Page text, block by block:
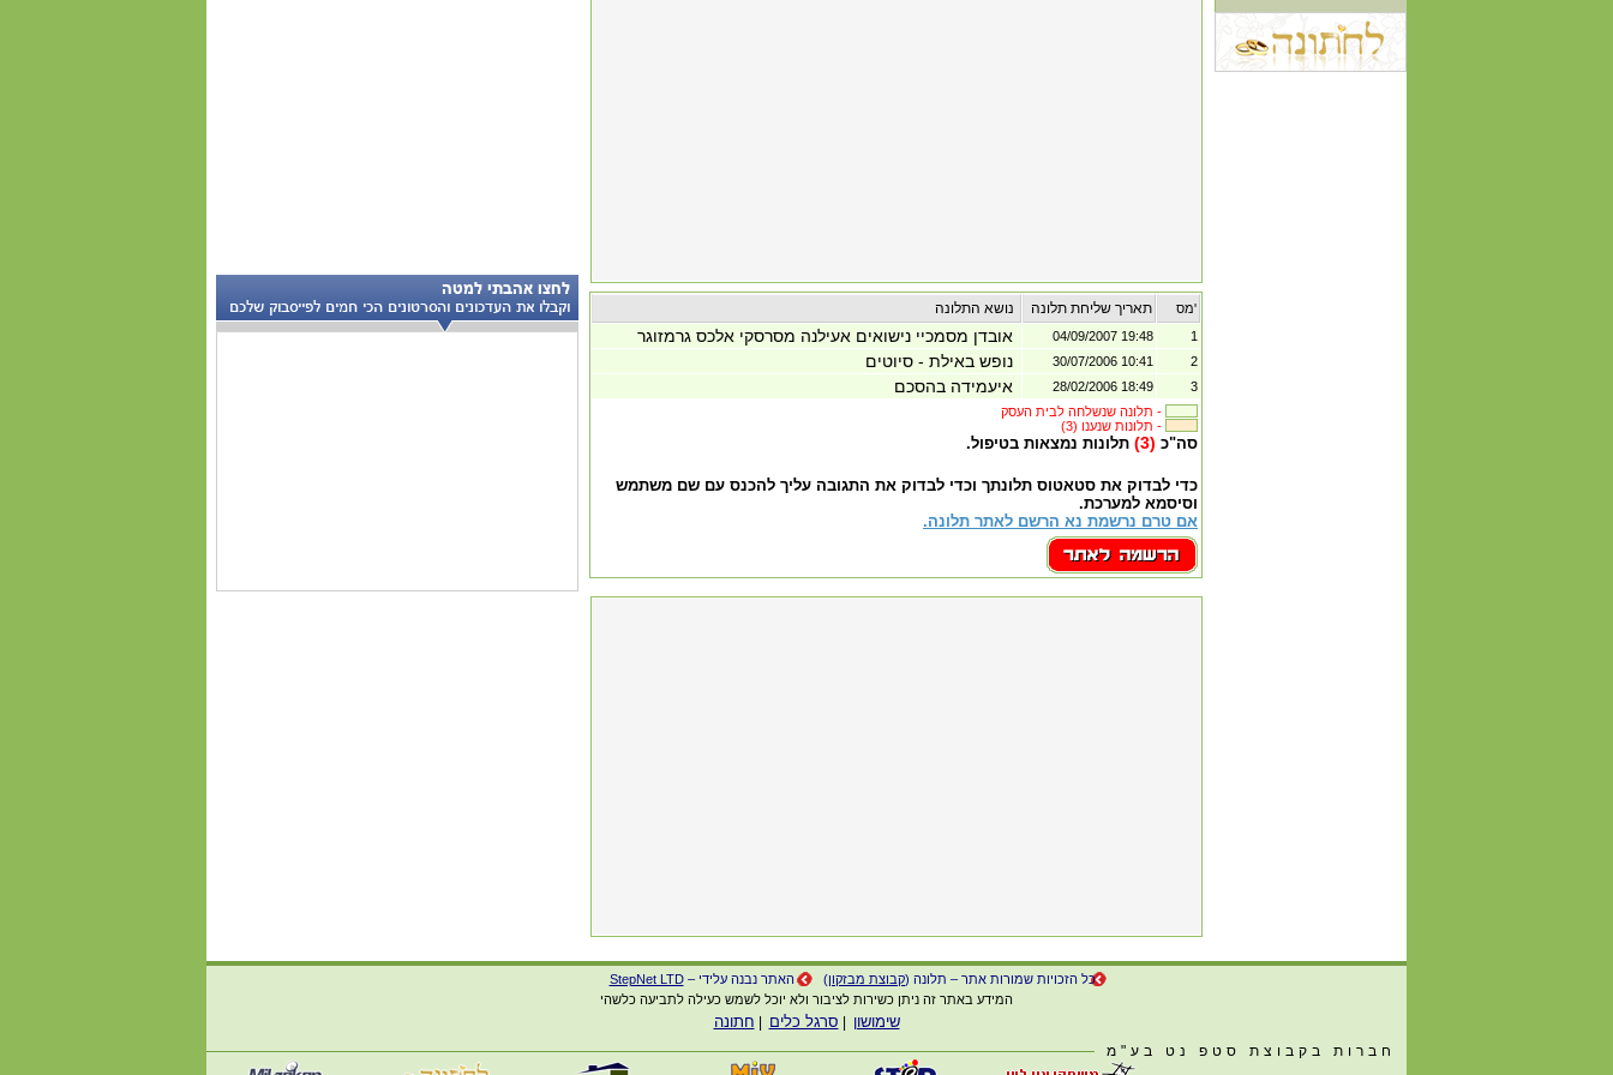
תאריך שליחת תלונה מס'
אובדן מסמכיי נישואים אעילנה מסרסקי אלכס גרמזוגר 04/09/2007 19:48 1
נופש באילת - סיוטים 30/07/2006 10:41 2
איעמידה בהסכם 28/02/2006 18:49
3
תלונה שנשלחה לבית העסק -
(3) תלונות שנענו -
סה"כ (3) תלונות נמצאות בטיפול.
כדי לבדוק את סטאטוס תלונתך וכדי לבדוק את התגובה עליך להכנס עם שם משתמש
וסיסמא למערכת.
אם טרם נרשמת נא הרשם לאתר תלונה.
כל הזכויות שמורות אתר – תלונה (קבוצת מבזקון) האתר נבנה עלידי –StepNet LTD
המידע באתר זה ניתן כשירות לציבור ולא יוכל לשמש כעילה לתביעה כלשהי
שימושון סרגל כלים חתונה
חברות בקבוצת סטפ נט בע"מ